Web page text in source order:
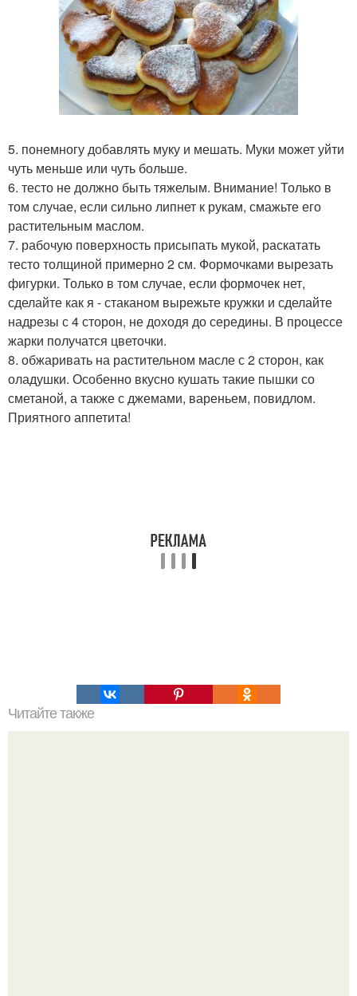
5. понемногу добавлять муку и мешать. Муки может уйти
чуть меньше или чуть больше.
6. тесто не должно быть тяжелым. Внимание! Только в
том случае, если сильно липнет к рукам, смажьте его
растительным маслом.
7. рабочую поверхность присыпать мукой, раскатать
тесто толщиной примерно 2 см. Формочками вырезать
фигурки. Только в том случае, если формочек нет,
сделайте как я - стаканом вырежьте кружки и сделайте
надрезы с 4 сторон, не доходя до середины. В процессе
жарки получатся цветочки.
8. обжаривать на растительном масле с 2 сторон, как
оладушки. Особенно вкусно кушать такие пышки со
сметаной, а также с джемами, вареньем, повидлом.
Приятного аппетита!
Читайте также